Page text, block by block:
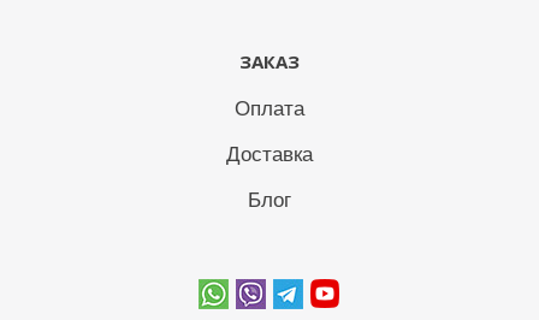
ЗАКАЗ
Оплата
Доставка
Блог